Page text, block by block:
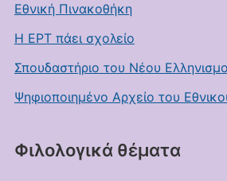
Εθνική Πινακοθήκη
Η ΕΡΤ πάει σχολείο
Σπουδαστήριο του Νέου
Ψηφιοποιημένο Αρχείο του
Φιλολογικά θέματα